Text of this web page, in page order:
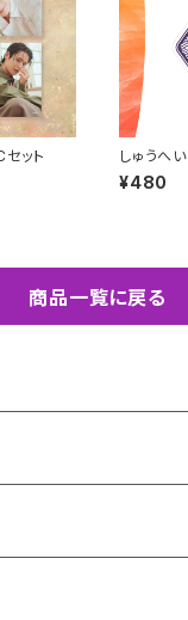
ット
しゅうへ
限定ステッ
¥480
商品一覧に戻る